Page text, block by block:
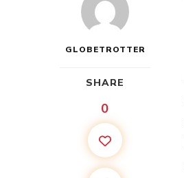
GLOBETROTTER
SHARE
0